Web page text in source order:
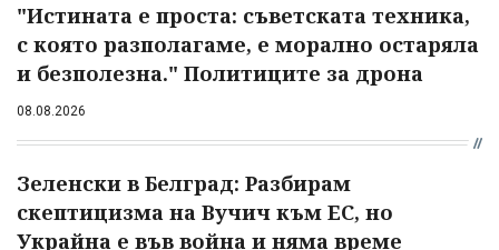
"Истината е проста: съветската техника,
с която разполагаме, е морално остаряла
и безполезна." Политиците за дрона
08.08.2026
Зеленски в Белград: Разбирам
скептицизма на Вучич към ЕС, но
Украйна е във война и няма време